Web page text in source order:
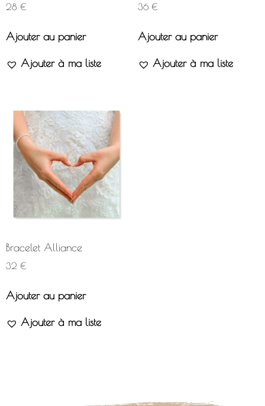
28 €
Ajouter au panier
Ajouter à ma liste
36 €
Ajouter au panier
Ajouter à ma liste
Bracelet Alliance
32 €
Ajouter au panier
Ajouter à ma liste